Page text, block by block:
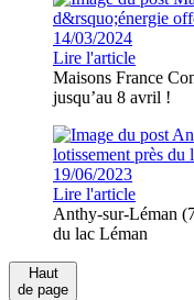
14/03/2024
Lire l'article
Maisons France
jusqu’au 8 avril !
19/06/2023
Lire l'article
Anthy-sur-Léman
du lac Léman
Haut
de page